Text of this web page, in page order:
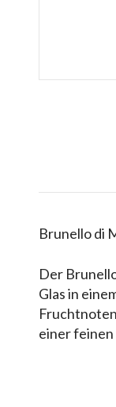
Brunello di
Der
Glas in
einer